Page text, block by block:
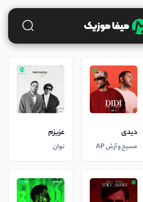
دیدی
مسیح و آرش AP
عزیزم
نوان